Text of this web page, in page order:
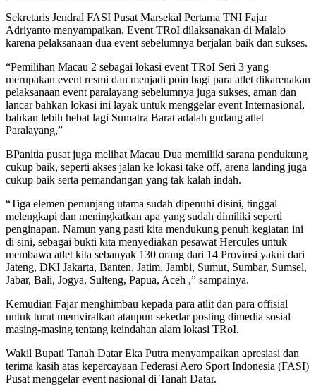
Sekretaris Jendral FASI Pusat Marsekal Pertama TNI Fajar
Adriyanto menyampaikan, Event TRoI dilaksanakan di Malalo
karena pelaksanaan dua event sebelumnya berjalan baik dan sukses.
“Pemilihan Macau 2 sebagai lokasi event TRoI Seri 3 yang
merupakan event resmi dan menjadi poin bagi para atlet dikarenakan
pelaksanaan event paralayang sebelumnya juga sukses, aman dan
lancar bahkan lokasi ini layak untuk menggelar event Internasional,
bahkan lebih hebat lagi Sumatra Barat adalah gudang atlet
Paralayang,”
BPanitia pusat juga melihat Macau Dua memiliki sarana pendukung
cukup baik, seperti akses jalan ke lokasi take off, arena landing juga
cukup baik serta pemandangan yang tak kalah indah.
“Tiga elemen penunjang utama sudah dipenuhi disini, tinggal
melengkapi dan meningkatkan apa yang sudah dimiliki seperti
penginapan. Namun yang pasti kita mendukung penuh kegiatan ini
di sini, sebagai bukti kita menyediakan pesawat Hercules untuk
membawa atlet kita sebanyak 130 orang dari 14 Provinsi yakni dari
Jateng, DKI Jakarta, Banten, Jatim, Jambi, Sumut, Sumbar, Sumsel,
Jabar, Bali, Jogya, Sulteng, Papua, Aceh ,” sampainya.
Kemudian Fajar menghimbau kepada para atlit dan para offisial
untuk turut memviralkan ataupun sekedar posting dimedia sosial
masing-masing tentang keindahan alam lokasi TRoI.
Wakil Bupati Tanah Datar Eka Putra menyampaikan apresiasi dan
terima kasih atas kepercayaan Federasi Aero Sport Indonesia (FASI)
Pusat menggelar event nasional di Tanah Datar.